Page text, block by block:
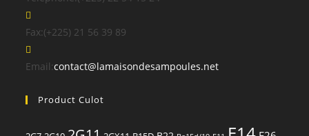
Fax:(+225) 21 56 39 89
Email:contact@lamaisondesampoules.netS’ouvre
Product Culot